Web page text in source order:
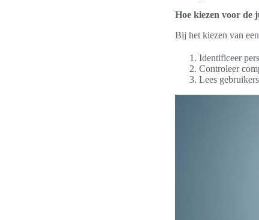
Hoe kiezen voor de
Bij het kiezen van
Identificeer
Controleer
Lees